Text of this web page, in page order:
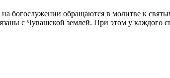
богослужении обращаются в молитве к
с Чувашской землей. При этом у каждого